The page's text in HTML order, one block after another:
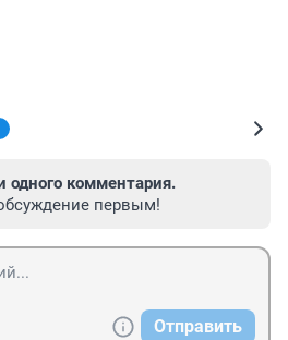
одного комментария.
первым!
Отправить